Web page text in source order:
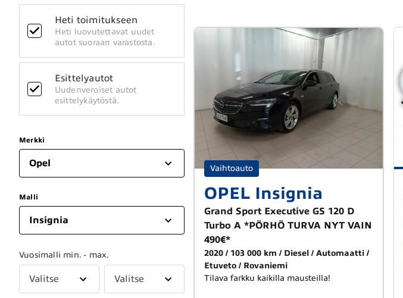
Heti toimitukseen
Heti luovutettavat uudet
autot suoraan varastosta.
Esittelyautot
Uudenveroiset autot
esittelykäytöstä.
Merkki
Opel
Malli
Insignia
Vuosimalli min. - max.
Valitse Valitse
Vaihtoauto
OPEL Insignia
Grand Sport Executive GS 120 D
Turbo A *PÖRHÖ TURVA NYT VAIN
490€*
2020 103 000 km Diesel
Automaatti
Etuveto
Rovaniemi
Tilava farkku kaikilla mausteilla!